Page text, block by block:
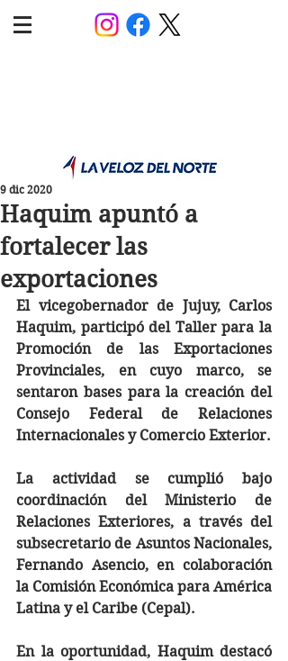
Haquim apuntó a
fortalecer las
exportaciones
9 dic 2020
El vicegobernador de Jujuy, Carlos
Haquim, participó del Taller para la
Promoción de las Exportaciones
Provinciales, en cuyo marco, se
sentaron bases para la creación del
Consejo Federal de Relaciones
Internacionales y Comercio Exterior.
La actividad se cumplió bajo
coordinación del Ministerio de
Relaciones Exteriores, a través del
subsecretario de Asuntos Nacionales,
Fernando Asencio, en colaboración
la Comisión Económica para América
Latina y el Caribe (Cepal).
En la oportunidad, Haquim destacó